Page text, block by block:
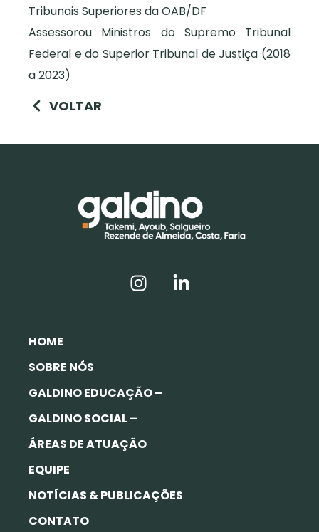
Tribunais Superiores da OAB/DF
Assessorou Ministros do Supremo Tribunal
Federal e do Superior Tribunal de Justiça (2018
a 2023)
VOLTAR
HOME
SOBRE NÓS
GALDINO EDUCAÇÃO –
GALDINO SOCIAL –
ÁREAS DE ATUAÇÃO
EQUIPE
NOTÍCIAS & PUBLICAÇÕES
CONTATO